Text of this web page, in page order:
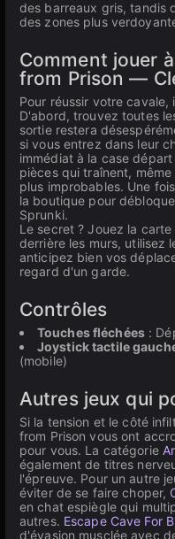
des barreaux gris, tandis
des zones plus
Comment jouer
from Prison —
Pour réussir votre
D'abord, trouvez toutes
sortie restera
si vous entrez dans leur
immédiat à la case
pièces qui traînent,
plus improbables. Une
la boutique pour
Sprunki.
Le secret ? Jouez la
derrière les murs, utilisez
anticipez bien vos
regard d'un garde.
Contrôles
Touches fléchées:
Joystick tactile
(mobile)
Autres jeux qui
Si la tension et le côté
from Prison vous ont
pour vous. La catégorie
également de titres
l'épreuve. Pour un autre
éviter de se faire choper,
en chat espiègle qui
autres. Escape Cave For
d'évasion musclée avec